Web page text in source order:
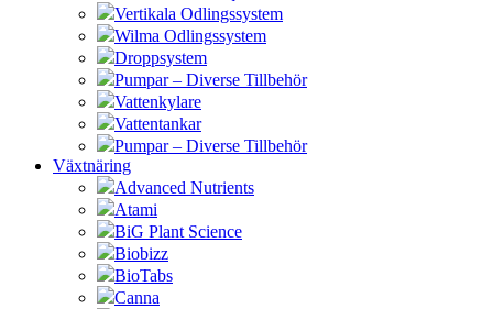
Vertikala Odlingssystem
Wilma Odlingssystem
Droppsystem
Pumpar – Diverse Tillbehör
Vattenkylare
Vattentankar
Pumpar – Diverse Tillbehör
Växtnäring
Advanced Nutrients
Atami
BiG Plant Science
Biobizz
BioTabs
Canna